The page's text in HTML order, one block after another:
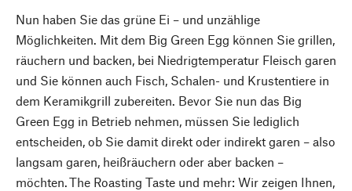
Nun haben Sie das grüne Ei – und unzählige
Möglichkeiten. Mit dem Big Green Egg können Sie grillen,
räuchern und backen, bei Niedrigtemperatur Fleisch garen
und Sie können auch Fisch, Schalen- und Krustentiere in
dem Keramikgrill zubereiten. Bevor Sie nun das Big
Green Egg in Betrieb nehmen, müssen Sie lediglich
entscheiden, ob Sie damit direkt oder indirekt garen – also
langsam garen, heißräuchern oder aber backen –
möchten. The Roasting Taste und mehr: Wir zeigen Ihnen,